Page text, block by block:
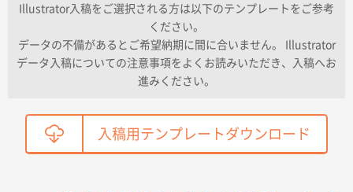
ワンポイントポリ袋 A4サイズ300枚
2026年04月01日 16:32
こちらの需要にあったので
鳥取県T社様
【オーダー商品】特別ご注文ページ04
2150枚
Illustrator入稿をご選択される方は以下のテンプレートをご参考
ください。
データの不備があるとご希望納期に間に合いません。 Illustrator
データ入稿についての注意事項をよくお読みいただき、入稿へお
進みください。
入稿用テンプレートダウンロード